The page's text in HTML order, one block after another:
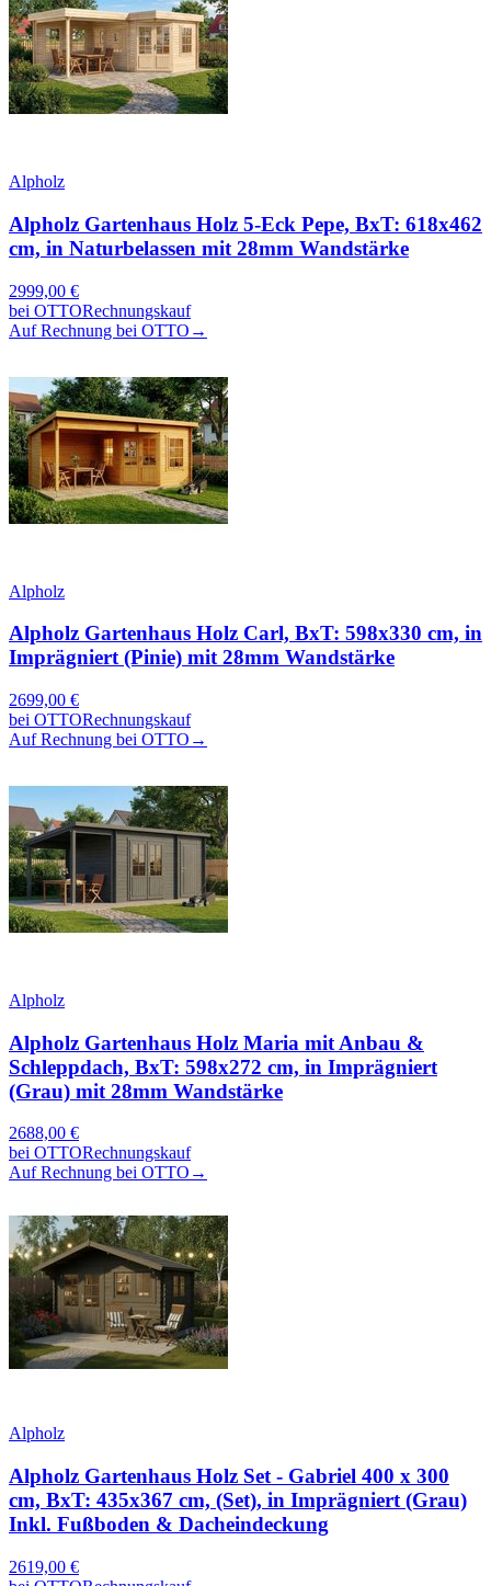
Alpholz
Alpholz Gartenhaus Holz 5-Eck Pepe, BxT: 618x462
cm, in Naturbelassen mit 28mm Wandstärke
2999,00 €
bei OTTORechnungskauf
Auf Rechnung bei OTTO →
Alpholz
Alpholz Gartenhaus Holz Carl, BxT: 598x330 cm, in
Imprägniert (Pinie) mit 28mm Wandstärke
2699,00 €
bei OTTORechnungskauf
Auf Rechnung bei OTTO →
Alpholz
Alpholz Gartenhaus Holz Maria mit Anbau &
Schleppdach, BxT: 598x272 cm, in Imprägniert
(Grau) mit 28mm Wandstärke
2688,00 €
bei OTTORechnungskauf
Auf Rechnung bei OTTO →
Alpholz
Alpholz Gartenhaus Holz Set - Gabriel 400 x 300
cm, BxT: 435x367 cm, (Set), in Imprägniert (Grau)
Inkl. Fußboden & Dacheindeckung
2619,00 €